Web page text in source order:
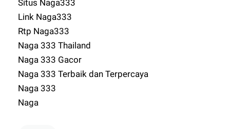
Situs Naga333
Link Naga333
Rtp Naga333
Naga 333 Thailand
Naga 333 Gacor
Naga 333 Terbaik dan Terpercaya
Naga 333
Naga